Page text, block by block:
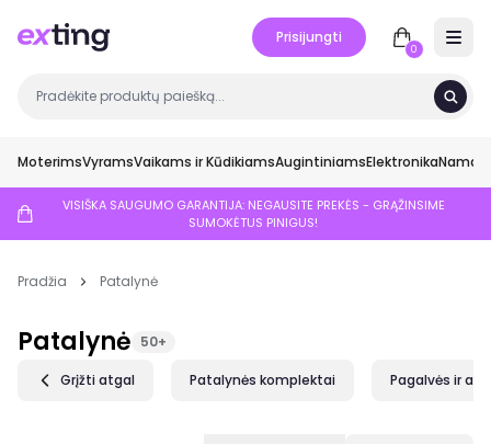
Prisijungti
0
MoterimsVyramsVaikams ir KūdikiamsAugintiniamsElektronikaNamai
VISIŠKA SAUGUMO GARANTIJA: NEGAUSITE PREKĖS - GRĄŽINSIME
SUMOKĖTUS PINIGUS!
Pradžia Patalynė
Patalynė 50+
Grįžti atgal Patalynės komplektai Pagalvės ir